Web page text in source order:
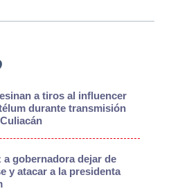
a tiros al influencer
durante transmisión
a gobernadora dejar de
y atacar a la presidenta